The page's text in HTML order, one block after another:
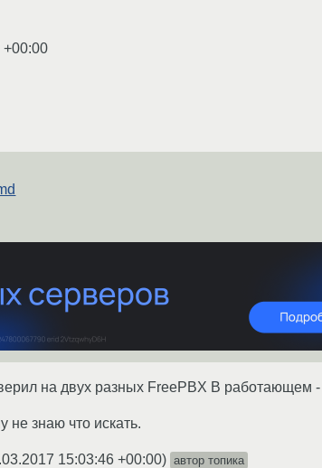
+00:00
на двух разных FreePBX В работающем
не знаю что искать.
15:03:46 +00:00) автор топика